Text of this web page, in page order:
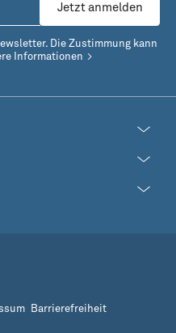
Jetzt anmelden
Die Zustimmung kann
Informationen
Barrierefreiheit